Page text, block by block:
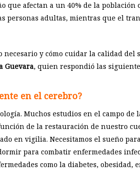
que afectan a un 40% de la población
personas adultas, mientras que el
necesario y cómo cuidar la calidad del
Guevara, quien respondió las
en el cerebro?
Muchos estudios en el campo
de la restauración de nuestro
en vigilia. Necesitamos el sueño
para combatir enfermedades
como la diabetes, obesidad,